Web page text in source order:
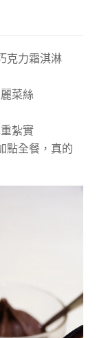
克力霜淇淋
菜絲
紮實
點全餐，真的